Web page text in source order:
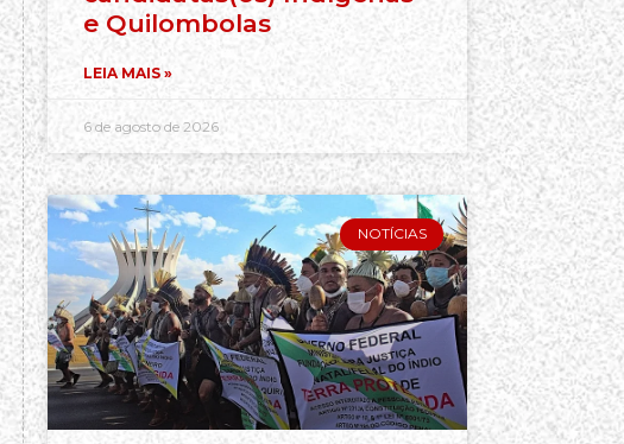
e Quilombolas
LEIA MAIS »
6 de agosto de 2026
NOTÍCIAS